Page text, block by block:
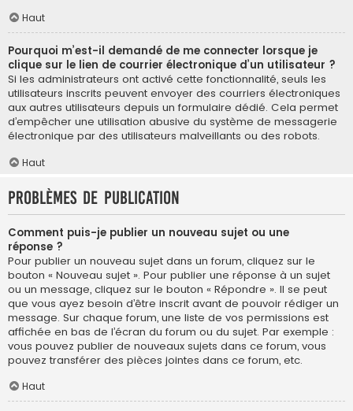
Haut
Pourquoi m’est-il demandé de me connecter lorsque je
clique sur le lien de courrier électronique d’un utilisateur ?
Si les administrateurs ont activé cette fonctionnalité, seuls les
utilisateurs inscrits peuvent envoyer des courriers électroniques
aux autres utilisateurs depuis un formulaire dédié. Cela permet
d’empêcher une utilisation abusive du système de messagerie
électronique par des utilisateurs malveillants ou des robots.
Haut
Problèmes de publication
Comment puis-je publier un nouveau sujet ou une
réponse ?
Pour publier un nouveau sujet dans un forum, cliquez sur le
bouton « Nouveau sujet ». Pour publier une réponse à un sujet
ou un message, cliquez sur le bouton « Répondre ». Il se peut
que vous ayez besoin d’être inscrit avant de pouvoir rédiger un
message. Sur chaque forum, une liste de vos permissions est
affichée en bas de l’écran du forum ou du sujet. Par exemple :
vous pouvez publier de nouveaux sujets dans ce forum, vous
pouvez transférer des pièces jointes dans ce forum, etc.
Haut